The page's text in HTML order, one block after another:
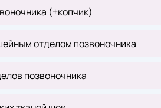
(+копчик)
отделом позвоночника
позвоночника